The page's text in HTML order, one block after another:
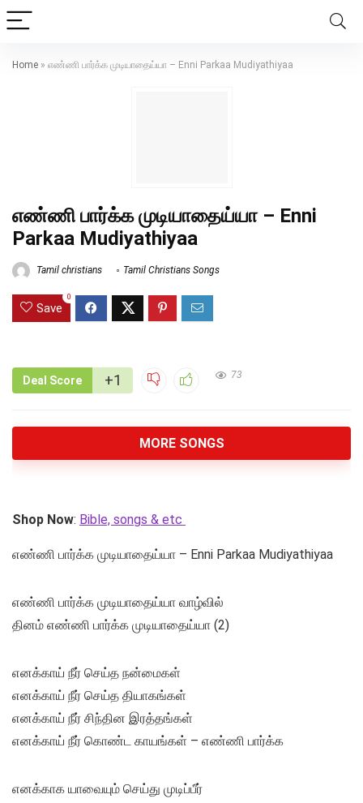
Home » எண்ணி பார்க்க முடியாதைய்யா – Enni Parkaa Mudiyathiyaa
எண்ணி பார்க்க முடியாதைய்யா – Enni
Parkaa Mudiyathiyaa
Tamil christians Tamil Christians Songs
Save
0
Deal Score +1 73
MORE SONGS
Shop Now: Bible, songs & etc
எண்ணி பார்க்க முடியாதைய்யா – Enni Parkaa Mudiyathiyaa
எண்ணி பார்க்க முடியாதைய்யா வாழ்வில்
தினம் எண்ணி பார்க்க முடியாதைய்யா (2)
எனக்காய் நீர் செய்த நன்மைகள்
எனக்காய் நீர் செய்த தியாகங்கள்
எனக்காய் நீர் சிந்தின இரத்தங்கள்
எனக்காய் நீர் கொண்ட காயங்கள் – எண்ணி பார்க்க
எனக்காக யாவையும் செய்து முடிப்பீர்